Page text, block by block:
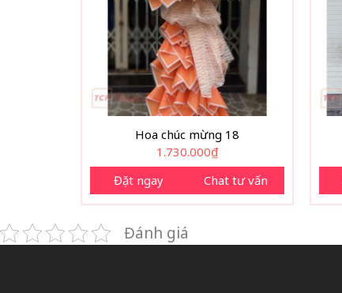
Hoa chúc mừng 18
1.730.000₫
Đặt ngay
Chat tư vấn
Đánh giá